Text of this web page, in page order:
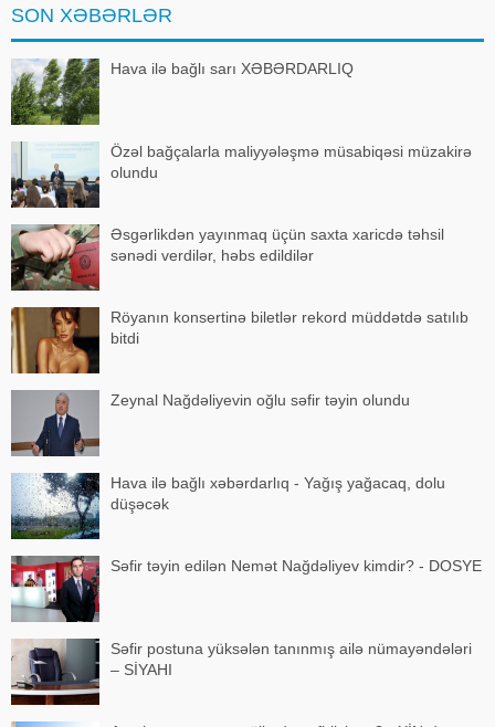
bildirib. "Bu əməliyyat
Azərbaycand
SON XƏBƏRLƏR
Hava ilə bağlı sarı XƏBƏRDARLIQ
Özəl bağçalarla maliyyələşmə müsabiqəsi müzakirə
olundu
Əsgərlikdən yayınmaq üçün saxta xaricdə təhsil
sənədi verdilər, həbs edildilər
Röyanın konsertinə biletlər rekord müddətdə satılıb
bitdi
Zeynal Nağdəliyevin oğlu səfir təyin olundu
Hava ilə bağlı xəbərdarlıq - Yağış yağacaq, dolu
düşəcək
Səfir təyin edilən Nemət Nağdəliyev kimdir? - DOSYE
Səfir postuna yüksələn tanınmış ailə nümayəndələri
– SİYAHI